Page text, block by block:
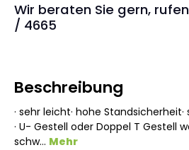
Wir beraten Sie gern,
/ 4665
Beschreibung
· sehr leicht· hohe
· U- Gestell oder Doppel T Gestell
schw… Mehr